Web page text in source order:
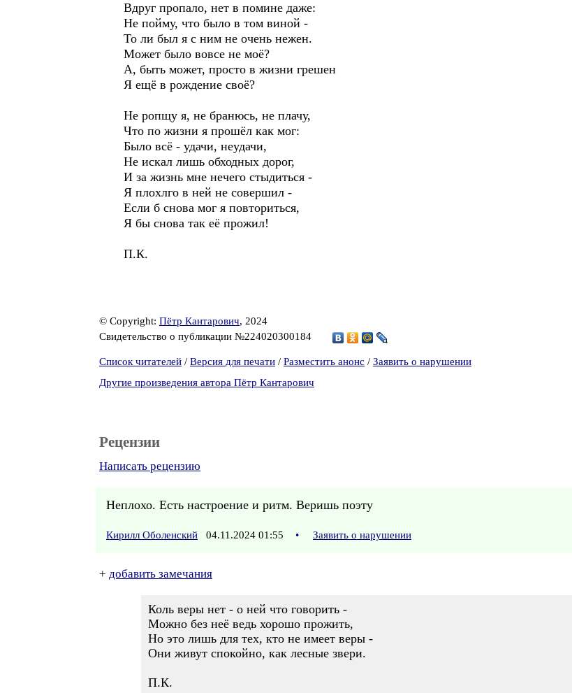
Вдруг пропало, нет в помине даже:
Не пойму, что было в том виной -
То ли был я с ним не очень нежен.
Может было вовсе не моё?
А, быть может, просто в жизни грешен
Я ещё в рождение своё?
Не ропщу я, не бранюсь, не плачу,
Что по жизни я прошёл как мог:
Было всё - удачи, неудачи,
Не искал лишь обходных дорог,
И за жизнь мне нечего стыдиться -
Я плохлго в ней не совершил -
Если б снова мог я повториться,
Я бы снова так её прожил!
П.К.
© Copyright: Пётр Кантарович, 2024
Свидетельство о публикации №224020300184
Список читателей / Версия для печати / Разместить анонс / Заявить о нарушении
Другие произведения автора Пётр Кантарович
Рецензии
Написать рецензию
Неплохо. Есть настроение и ритм. Веришь поэту
Кирилл Оболенский 04.11.2024 01:55 • Заявить о нарушении
+ добавить замечания
Коль веры нет - о ней что говорить -
Можно без неё ведь хорошо прожить,
Но это лишь для тех, кто не имеет веры -
Они живут спокойно, как лесные звери.
П.К.